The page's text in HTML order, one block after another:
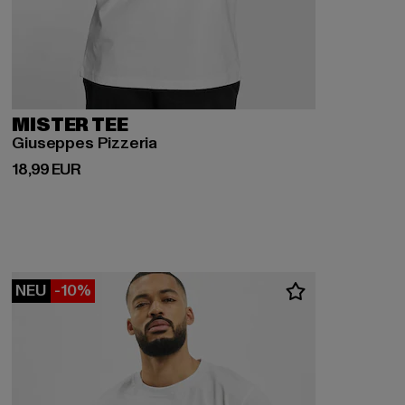
MISTER TEE
Giuseppes Pizzeria
18,99 EUR
Derzeitiger Preis: 18,99 EUR
NEU -10%